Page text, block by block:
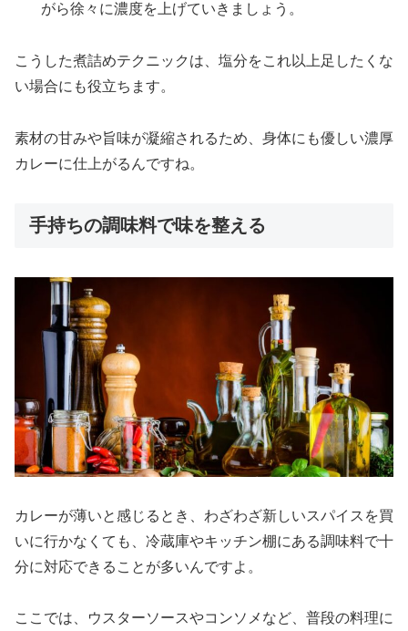
がら徐々に濃度を上げていきましょう。
こうした煮詰めテクニックは、塩分をこれ以上足したくな
い場合にも役立ちます。
素材の甘みや旨味が凝縮されるため、身体にも優しい濃厚
カレーに仕上がるんですね。
手持ちの調味料で味を整える
カレーが薄いと感じるとき、わざわざ新しいスパイスを買
いに行かなくても、冷蔵庫やキッチン棚にある調味料で十
分に対応できることが多いんですよ。
ここでは、ウスターソースやコンソメなど、普段の料理に